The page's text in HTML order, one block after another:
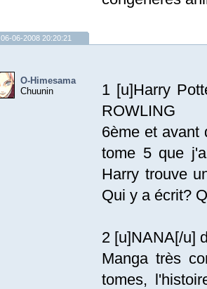
06-06-2008 20:20:21
O-Himesama
Chuunin
1 [u]Harry
ROWLING
6ème et avant
tome 5 que
Harry trouve
Qui y a écrit?
2 [u]NANA[/u]
Manga très
tomes,